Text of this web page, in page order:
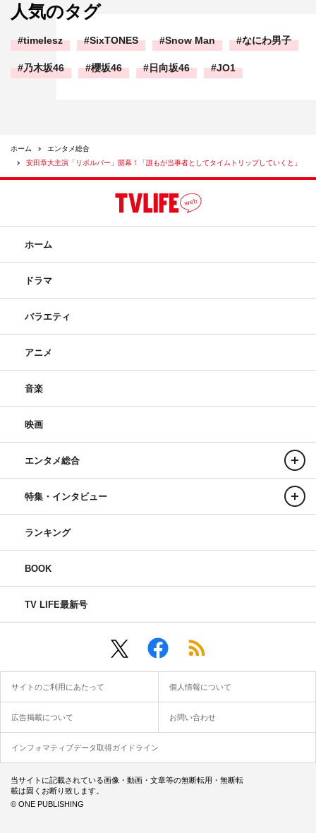
人気のタグ
timelesz SixTONES Snow Man なにわ男子
乃木坂46 櫻坂46 日向坂46 JO1
ホーム
エンタメ総合
安田章大主演「リボルバー」開幕！「誰もが当事者としてタイムトリップしていくと」
ホーム
ドラマ
バラエティ
アニメ
音楽
映画
エンタメ総合
特集・インタビュー
ランキング
BOOK
TV LIFE最新号
サイトのご利用にあたって 個人情報について
広告掲載について お問い合わせ
インフォマティブデータ取得ガイドライン
当サイトに記載されている画像・動画・文章等の無断転用・無断転
載は固くお断り致します。
© ONE PUBLISHING